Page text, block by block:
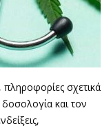
σχετικά
δοσολογία και τον